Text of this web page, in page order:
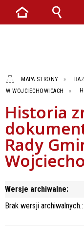
MAPA STRONY
W WOJCIECHOWICACH
Historia
Rady
Wersje archiwalne:
Brak wersji archiwalnych.:
Strona